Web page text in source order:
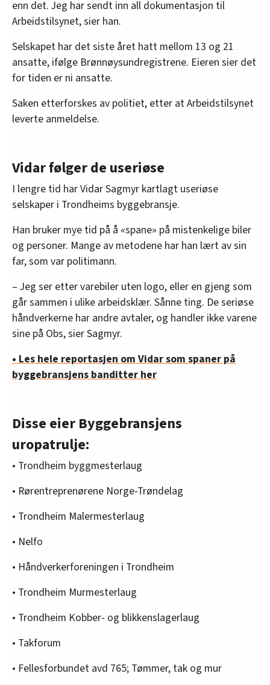
enn det. Jeg har sendt inn all dokumentasjon til
Arbeidstilsynet, sier han.
Selskapet har det siste året hatt mellom 13 og 21
ansatte, ifølge Brønnøysundregistrene. Eieren sier det
for tiden er ni ansatte.
Saken etterforskes av politiet, etter at Arbeidstilsynet
leverte anmeldelse.
Vidar følger de useriøse
I lengre tid har Vidar Sagmyr kartlagt useriøse
selskaper i Trondheims byggebransje.
Han bruker mye tid på å «spane» på mistenkelige biler
og personer. Mange av metodene har han lært av sin
far, som var politimann.
– Jeg ser etter varebiler uten logo, eller en gjeng som
går sammen i ulike arbeidsklær. Sånne ting. De seriøse
håndverkerne har andre avtaler, og handler ikke varene
sine på Obs, sier Sagmyr.
• Les hele reportasjen om Vidar som spaner på
byggebransjens banditter her
Disse eier Byggebransjens
uropatrulje:
• Trondheim byggmesterlaug
• Rørentreprenørene Norge-Trøndelag
• Trondheim Malermesterlaug
• Nelfo
• Håndverkerforeningen i Trondheim
• Trondheim Murmesterlaug
• Trondheim Kobber- og blikkenslagerlaug
• Takforum
• Fellesforbundet avd 765; Tømmer, tak og mur